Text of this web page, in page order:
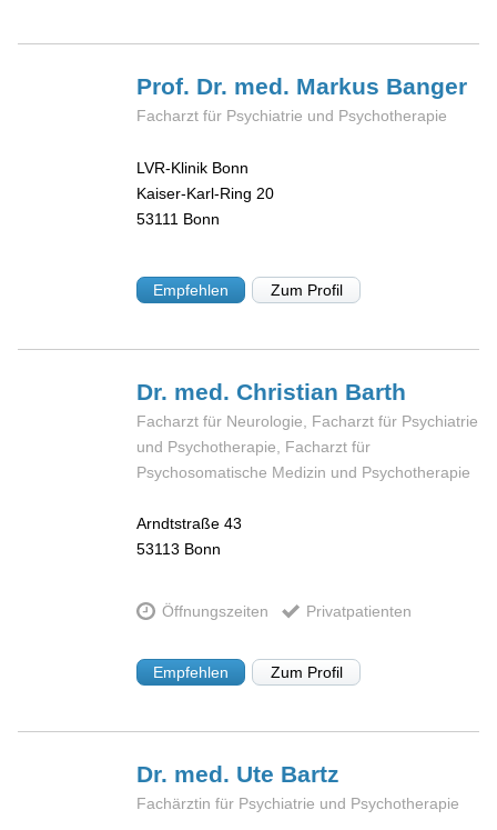
Prof. Dr. med. Markus Banger
Facharzt für Psychiatrie und Psychotherapie
LVR-Klinik Bonn
Kaiser-Karl-Ring 20
53111 Bonn
Empfehlen Zum Profil
Dr. med. Christian Barth
Facharzt für Neurologie, Facharzt für Psychiatrie
und Psychotherapie, Facharzt für
Psychosomatische Medizin und Psychotherapie
Arndtstraße 43
53113 Bonn
Öffnungszeiten Privatpatienten
Empfehlen Zum Profil
Dr. med. Ute Bartz
Fachärztin für Psychiatrie und Psychotherapie